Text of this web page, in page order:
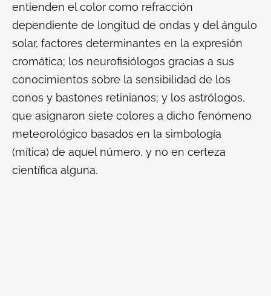
entienden el color como refracción
dependiente de longitud de ondas y del ángulo
solar, factores determinantes en la expresión
cromática; los neurofisiólogos gracias a sus
conocimientos sobre la sensibilidad de los
conos y bastones retinianos; y los astrólogos,
que asignaron siete colores a dicho fenómeno
meteorológico basados en la simbología
(mítica) de aquel número, y no en certeza
científica alguna.